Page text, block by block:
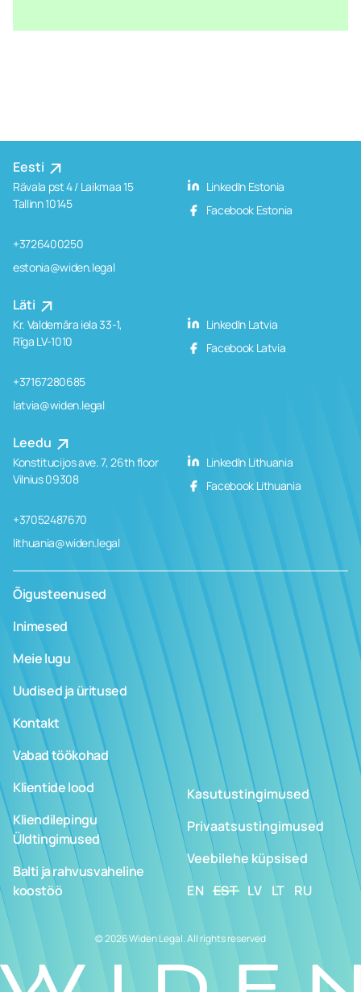
Eesti
Rävala pst 4 / Laikmaa 15
Tallinn 10145
+3726400250
estonia@widen.legal
LinkedIn Estonia
Facebook Estonia
Läti
Kr. Valdemāra iela 33-1,
Rīga LV-1010
+37167280685
latvia@widen.legal
LinkedIn Latvia
Facebook Latvia
Leedu
Konstitucijos ave. 7, 26th floor
Vilnius 09308
+37052487670
lithuania@widen.legal
LinkedIn Lithuania
Facebook Lithuania
Õigusteenused
Inimesed
Meie lugu
Uudised ja üritused
Kontakt
Vabad töökohad
Klientide lood
Kliendilepingu
Üldtingimused
Balti ja rahvusvaheline
koostöö
Kasutustingimused
Privaatsustingimused
Veebilehe küpsised
EN EST LV LT RU
© 2026 Widen Legal. All rights reserved